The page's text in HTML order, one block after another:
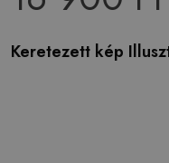
Keretezett kép